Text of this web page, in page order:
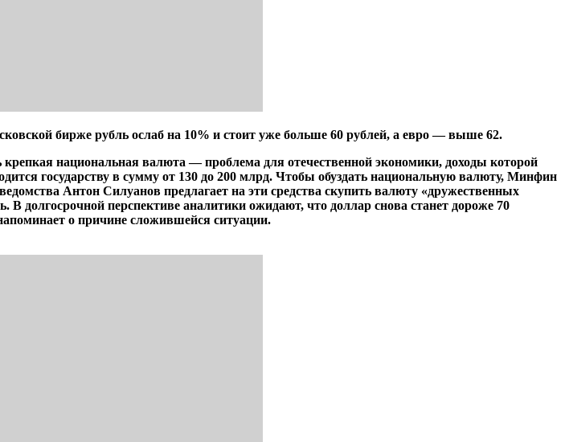
бирже рубль ослаб на 10% и стоит уже больше 60 рублей, а евро — выше 62.
национальная валюта — проблема для отечественной экономики, доходы которой
государству в сумму от 130 до 200 млрд. Чтобы обуздать национальную валюту, Минфин
Антон Силуанов предлагает на эти средства скупить валюту «дружественных
долгосрочной перспективе аналитики ожидают, что доллар снова станет дороже 70
о причине сложившейся ситуации.